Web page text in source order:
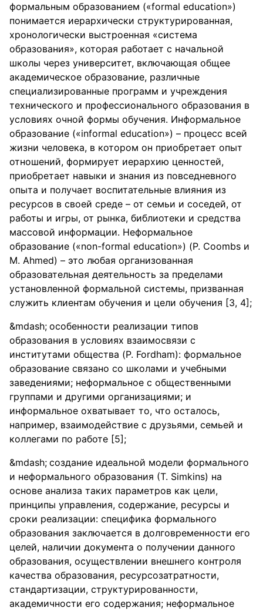
формальным образованием («formal education»)
понимается иерархически структурированная,
хронологически выстроенная «система
образования», которая работает с начальной
школы через университет, включающая общее
академическое образование, различные
специализированные программ и учреждения
технического и профессионального образования в
условиях очной формы обучения. Информальное
образование («informal education») – процесс всей
жизни человека, в котором он приобретает опыт
отношений, формирует иерархию ценностей,
приобретает навыки и знания из повседневного
опыта и получает воспитательные влияния из
ресурсов в своей среде – от семьи и соседей, от
работы и игры, от рынка, библиотеки и средства
массовой информации. Неформальное
образование («non-formal education») (P. Coombs и
M. Ahmed) – это любая организованная
образовательная деятельность за пределами
установленной формальной системы, призванная
служить клиентам обучения и цели обучения [3, 4];
особенности реализации типов
образования в условиях взаимосвязи с
институтами общества (P. Fordham): формальное
образование связано со школами и учебными
заведениями; неформальное с общественными
группами и другими организациями; и
информальное охватывает то, что осталось,
например, взаимодействие с друзьями, семьей и
коллегами по работе [5];
создание идеальной модели формального
и неформального образования (Т. Simkins) на
основе анализа таких параметров как цели,
принципы управления, содержание, ресурсы и
сроки реализации: специфика формального
образования заключается в долговременности его
целей, наличии документа о получении данного
образования, осуществлении внешнего контроля
качества образования, ресурсозатратности,
стандартизации, структурированности,
академичности его содержания; неформальное